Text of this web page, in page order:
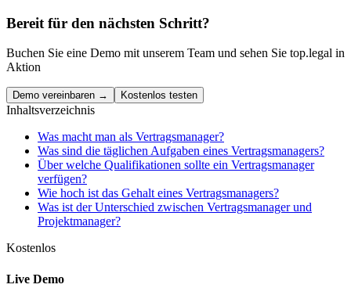
Bereit für den nächsten Schritt?
Buchen Sie eine Demo mit unserem Team und sehen Sie top.legal in
Aktion
Demo vereinbaren → Kostenlos testen
Inhaltsverzeichnis
Was macht man als Vertragsmanager?
Was sind die täglichen Aufgaben eines Vertragsmanagers?
Über welche Qualifikationen sollte ein Vertragsmanager
verfügen?
Wie hoch ist das Gehalt eines Vertragsmanagers?
Was ist der Unterschied zwischen Vertragsmanager und
Projektmanager?
Kostenlos
Live Demo